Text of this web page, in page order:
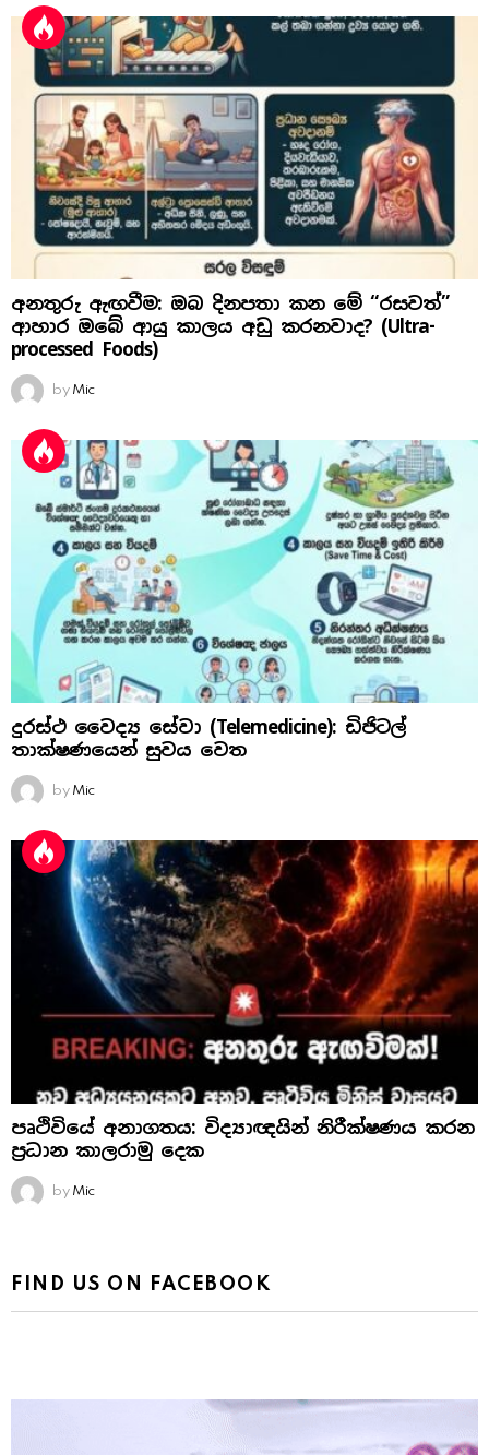
අනතුරු ඇඟවීම: ඔබ දිනපතා කන මේ “රසවත්”
ආහාර ඔබේ ආයු කාලය අඩු කරනවාද? (Ultra-
processed Foods)
by Mic
දුරස්ථ වෛද්‍ය සේවා (Telemedicine): ඩිජිටල්
තාක්ෂණයෙන් සුවය වෙත
by Mic
පෘථිවියේ අනාගතය: විද්‍යාඥයින් නිරීක්ෂණය කරන
ප්‍රධාන කාලරාමු දෙක
by Mic
FIND US ON FACEBOOK